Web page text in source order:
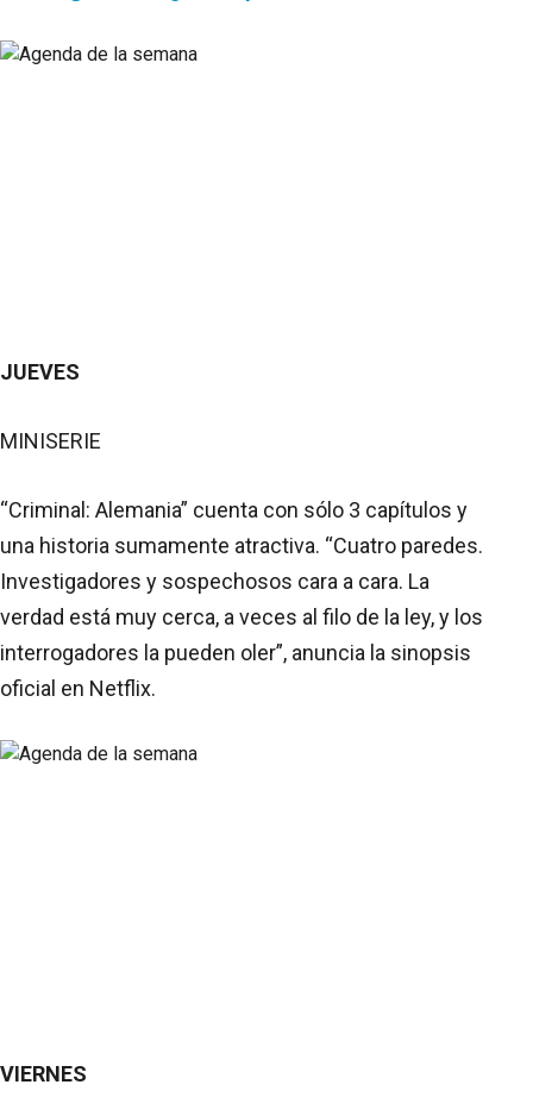
JUEVES
MINISERIE
“Criminal: Alemania” cuenta con sólo 3 capítulos y
una historia sumamente atractiva. “Cuatro paredes.
Investigadores y sospechosos cara a cara. La
verdad está muy cerca, a veces al filo de la ley, y los
interrogadores la pueden oler”, anuncia la sinopsis
oficial en Netflix.
VIERNES